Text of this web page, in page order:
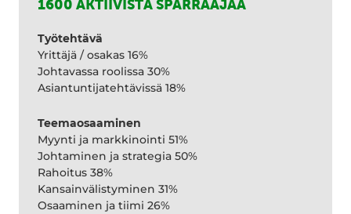
1600 AKTIIVISTA SPARRAAJAA
Työtehtävä
Yrittäjä / osakas 16%
Johtavassa roolissa 30%
Asiantuntijatehtävissä 18%
Teemaosaaminen
Myynti ja markkinointi 51%
Johtaminen ja strategia 50%
Rahoitus 38%
Kansainvälistyminen 31%
Osaaminen ja tiimi 26%